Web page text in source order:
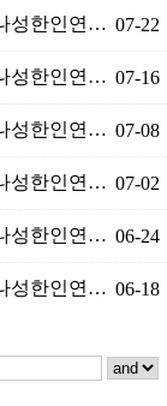
성한인연… 07-22
성한인연… 07-16
성한인연… 07-08
성한인연… 07-02
성한인연… 06-24
성한인연… 06-18